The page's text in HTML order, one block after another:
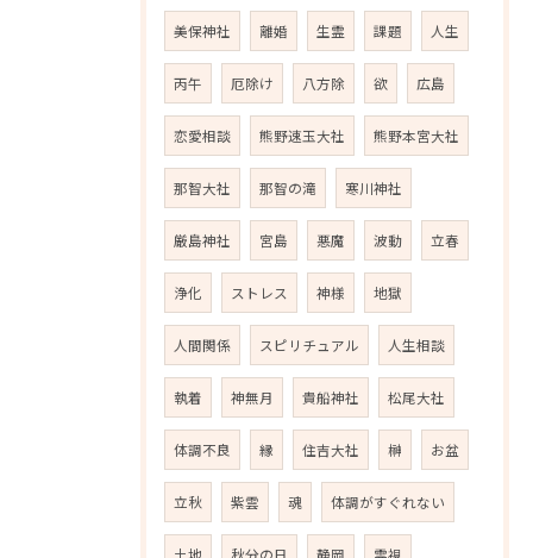
美保神社 離婚 生霊 課題 人生
丙午 厄除け 八方除 欲 広島
恋愛相談 熊野速玉大社 熊野本宮大社
那智大社 那智の滝 寒川神社
厳島神社 宮島 悪魔 波動 立春
浄化 ストレス 神様 地獄
人間関係 スピリチュアル 人生相談
執着 神無月 貴船神社 松尾大社
体調不良 縁 住吉大社 榊 お盆
立秋 紫雲 魂 体調がすぐれない